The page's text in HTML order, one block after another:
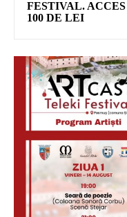
FESTIVAL.
100 DE LEI